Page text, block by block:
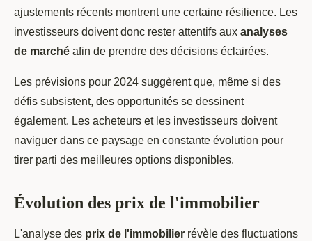
ajustements récents montrent une certaine résilience. Les
investisseurs doivent donc rester attentifs aux analyses
de marché afin de prendre des décisions éclairées.
Les prévisions pour 2024 suggèrent que, même si des
défis subsistent, des opportunités se dessinent
également. Les acheteurs et les investisseurs doivent
naviguer dans ce paysage en constante évolution pour
tirer parti des meilleures options disponibles.
Évolution des prix de l'immobilier
L'analyse des prix de l'immobilier révèle des fluctuations